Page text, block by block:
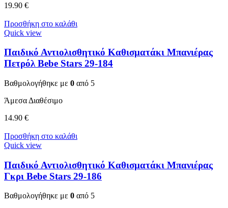
19.90 €
Προσθήκη στο καλάθι
Quick view
Παιδικό Αντιολισθητικό Καθισματάκι Μπανιέρας
Πετρόλ Bebe Stars 29-184
Βαθμολογήθηκε με 0 από 5
Άμεσα Διαθέσιμο
14.90 €
Προσθήκη στο καλάθι
Quick view
Παιδικό Αντιολισθητικό Καθισματάκι Μπανιέρας
Γκρι Bebe Stars 29-186
Βαθμολογήθηκε με 0 από 5